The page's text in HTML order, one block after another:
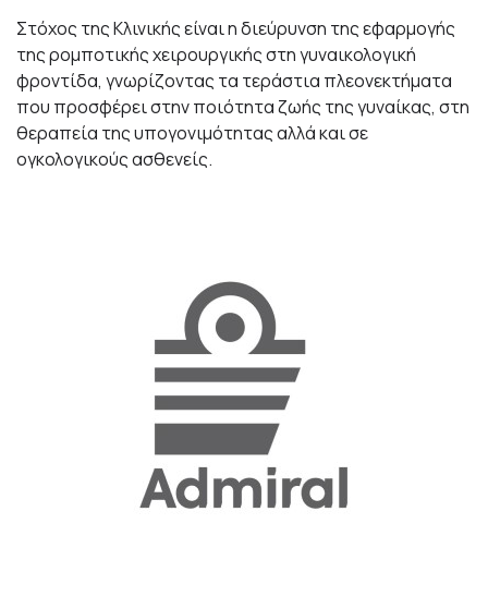
Στόχος της Κλινικής είναι η διεύρυνση της εφαρμογής
της ρομποτικής χειρουργικής στη γυναικολογική
φροντίδα, γνωρίζοντας τα τεράστια πλεονεκτήματα
που προσφέρει στην ποιότητα ζωής της γυναίκας, στη
θεραπεία της υπογονιμότητας αλλά και σε
ογκολογικούς ασθενείς.